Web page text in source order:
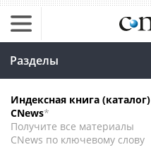
Разделы
Индексная книга (каталог)
CNews*
Получите все материалы
CNews по ключевому слову